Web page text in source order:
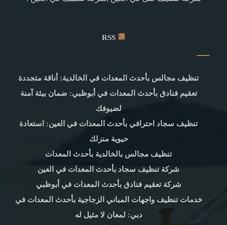
RSS
تنظيف مجالس بأحدث المعدات في الخالدية: أناقة متجددة
تعقيم فنادق بأحدث المعدات في أبوظبي: ضمان بيئة آمنة
لضيوفك
تنظيف سجاد احترافي بأحدث المعدات في العين: استعادة
حيوية منزلك
تنظيف مجالس بالخالدية بأحدث المعدات
شركة تنظيف سجاد بأحدث المعدات في العين
شركة تعقيم فنادق بأحدث المعدات في أبوظبي
خدمات تنظيف واجهات المباني الزجاجية بأحدث المعدات في
دبي: لمعان لا مثيل له